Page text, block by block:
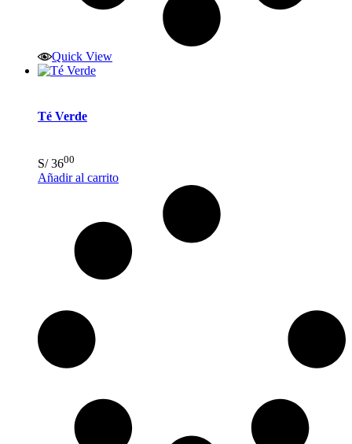
Quick View
Té Verde
S/3600
Añadir al carrito